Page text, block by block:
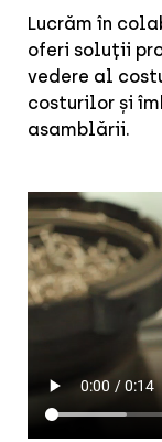
Lucrăm în
oferi soluții
vedere al
costurilor și
asamblării.